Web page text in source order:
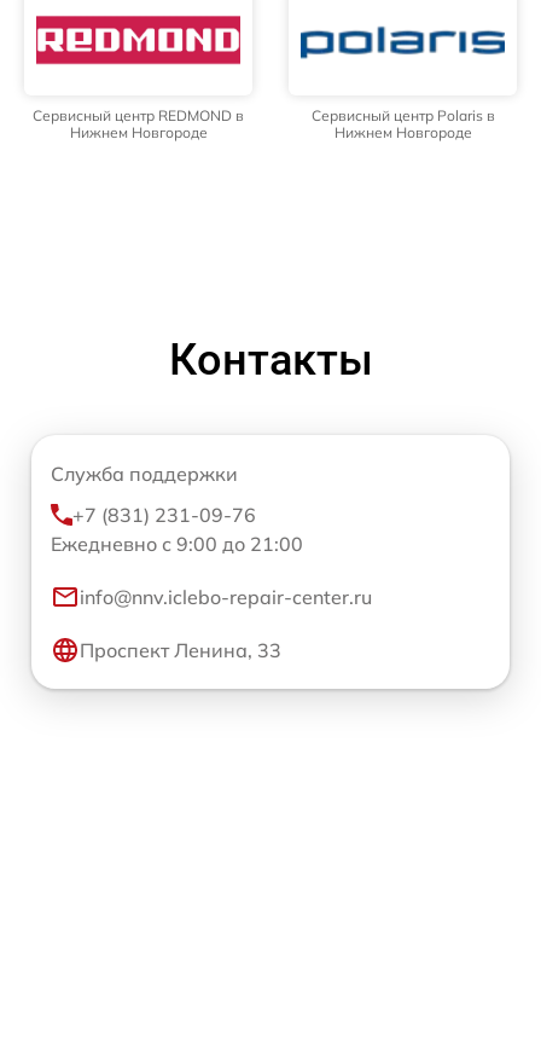
Сервисный центр REDMOND в
Нижнем Новгороде
Сервисный центр Polaris в
Нижнем Новгороде
Контакты
Служба поддержки
+7 (831) 231-09-76
Ежедневно с 9:00 до 21:00
info@nnv.iclebo-repair-center.ru
Проспект Ленина, 33